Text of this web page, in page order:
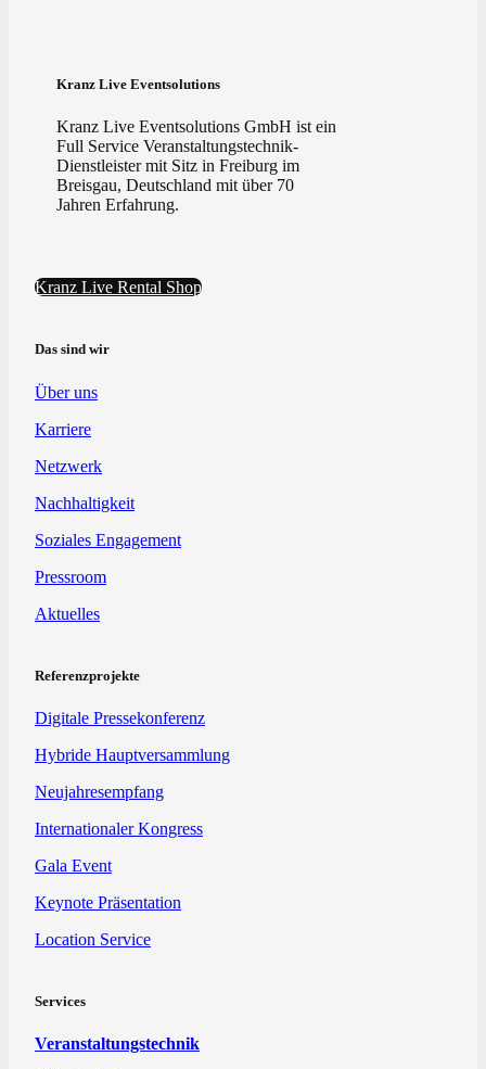
Kranz Live Eventsolutions
Kranz Live Eventsolutions GmbH ist ein
Full Service Veranstaltungstechnik-
Dienstleister mit Sitz in Freiburg im
Breisgau, Deutschland mit über 70
Jahren Erfahrung.
Kranz Live Rental Shop
Das sind wir
Über uns
Karriere
Netzwerk
Nachhaltigkeit
Soziales Engagement
Pressroom
Aktuelles
Referenzprojekte
Digitale Pressekonferenz
Hybride Hauptversammlung
Neujahresempfang
Internationaler Kongress
Gala Event
Keynote Präsentation
Location Service
Services
Veranstaltungstechnik